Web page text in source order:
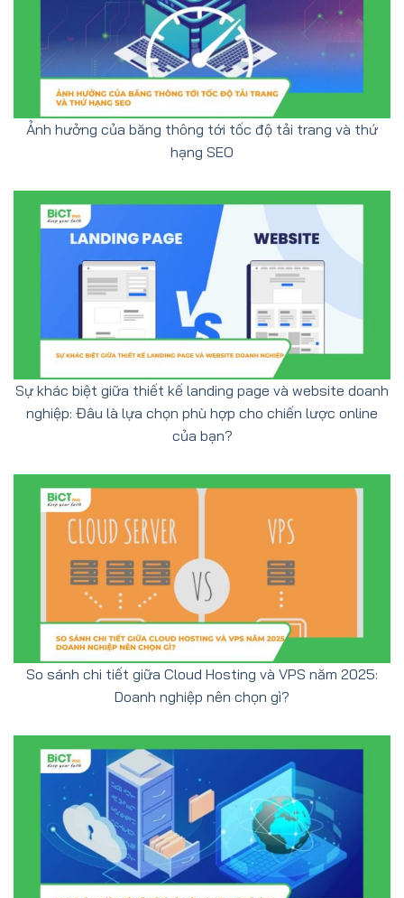
Ảnh hưởng của băng thông tới tốc độ tải trang và thứ
hạng SEO
Sự khác biệt giữa thiết kế landing page và website doanh
nghiệp: Đâu là lựa chọn phù hợp cho chiến lược online
của bạn?
So sánh chi tiết giữa Cloud Hosting và VPS năm 2025:
Doanh nghiệp nên chọn gì?